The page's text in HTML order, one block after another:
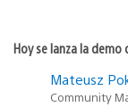
Hoy se lanza la
Mateusz
Community